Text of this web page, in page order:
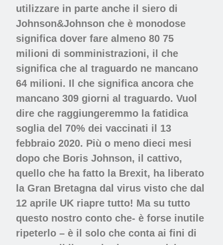
utilizzare in parte anche il siero di
Johnson&Johnson che è monodose
significa dover fare almeno 80 75
milioni di somministrazioni, il che
significa che al traguardo ne mancano
64 milioni. Il che significa ancora che
mancano 309 giorni al traguardo. Vuol
dire che raggiungeremmo la fatidica
soglia del 70% dei vaccinati il 13
febbraio 2020. Più o meno dieci mesi
dopo che Boris Johnson, il cattivo,
quello che ha fatto la Brexit, ha liberato
la Gran Bretagna dal virus visto che dal
12 aprile UK riapre tutto! Ma su tutto
questo nostro conto che- è forse inutile
ripeterlo – è il solo che conta ai fini di